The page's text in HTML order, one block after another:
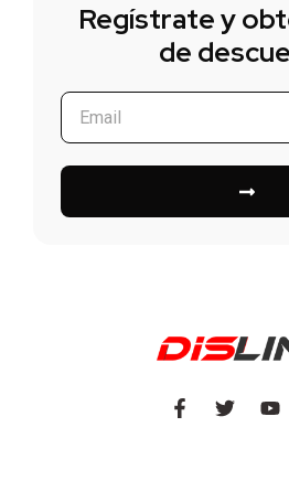
Regístrate y
de